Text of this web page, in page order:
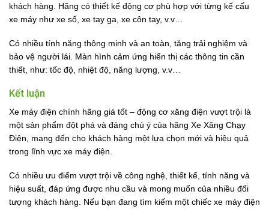
khách hàng. Hãng có thiết kế động cơ phù hợp với từng kế cấu
xe máy như xe số, xe tay ga, xe côn tay, v.v…
Có nhiều tính năng thông minh và an toàn, tăng trải nghiệm và
bảo vệ người lái. Màn hình cảm ứng hiển thị các thông tin cần
thiết, như: tốc độ, nhiệt độ, năng lượng, v.v…
Kết luận
Xe máy điện chính hãng giá tốt – động cơ xăng điện vượt trội là
một sản phẩm đột phá và đáng chú ý của hãng Xe Xăng Chạy
Điện, mang đến cho khách hàng một lựa chọn mới và hiệu quả
trong lĩnh vực xe máy điện.
Có nhiều ưu điểm vượt trội về công nghệ, thiết kế, tính năng và
hiệu suất, đáp ứng được nhu cầu và mong muốn của nhiều đối
tượng khách hàng. Nếu bạn đang tìm kiếm một chiếc xe máy điện